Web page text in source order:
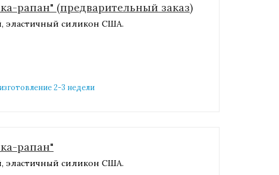
рапан" (предварительный заказ)
эластичный силикон США.
2-3 недели
рапан"
эластичный силикон США.